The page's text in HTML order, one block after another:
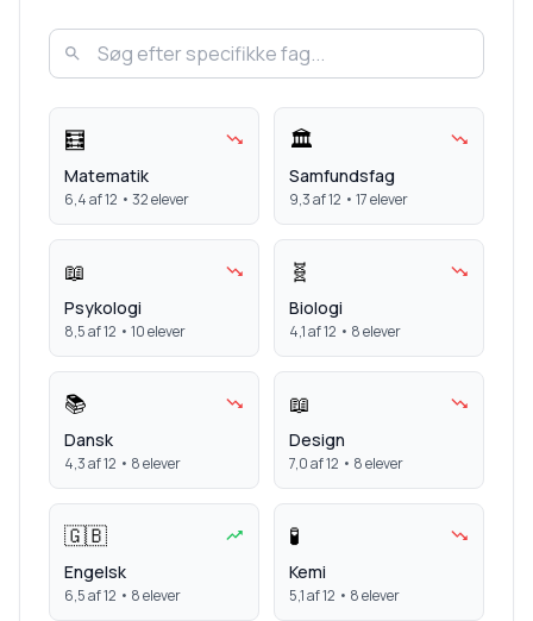
🧮
Matematik
6,4af 12 • 32elever
🏛️
Samfundsfag
9,3af 12 • 17elever
📖
Psykologi
8,5af 12 • 10elever
🧬
Biologi
4,1af 12 • 8elever
📚
Dansk
4,3af 12 • 8elever
📖
Design
7,0af 12 • 8elever
🇬🇧
Engelsk
6,5af 12 • 8elever
🧪
Kemi
5,1af 12 • 8elever